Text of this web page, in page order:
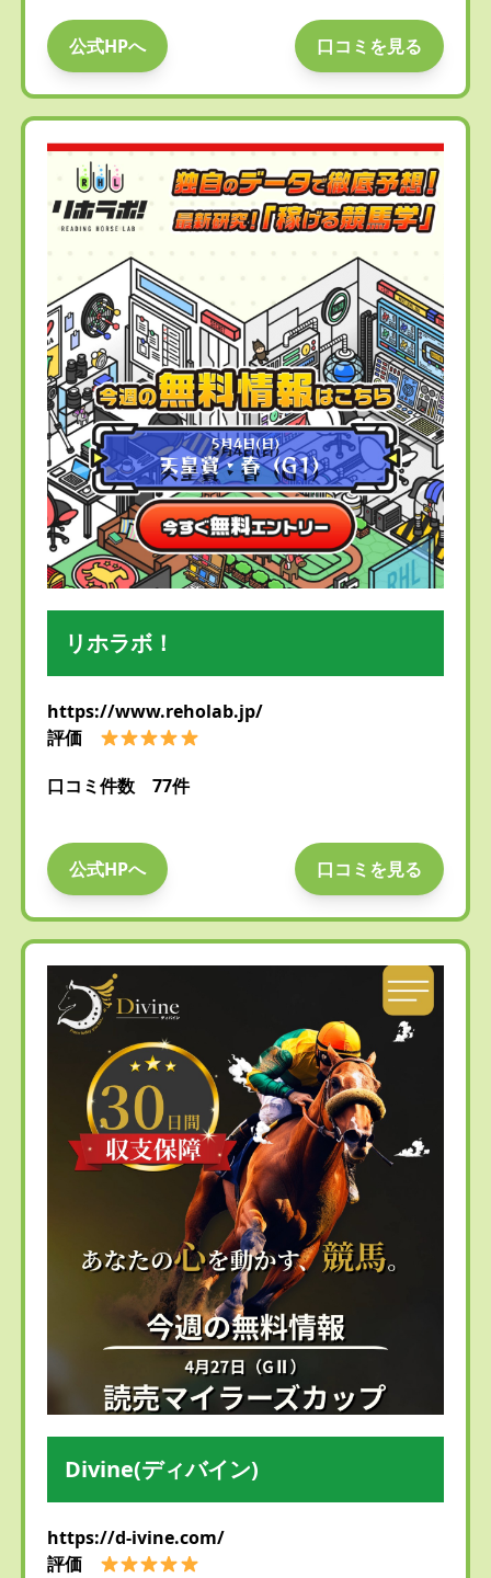
公式HPへ 口コミを見る
リホラボ！
https://www.reholab.jp/
評価
口コミ件数 77件
公式HPへ 口コミを見る
Divine(ディバイン)
https://d-ivine.com/
評価